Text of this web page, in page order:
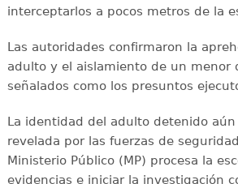
interceptarlos a pocos metros de la
Las autoridades confirmaron la
adulto y el aislamiento de un menor
señalados como los presuntos
La identidad del adulto detenido
revelada por las fuerzas de
Ministerio Público (MP) procesa la
evidencias e iniciar la investigación